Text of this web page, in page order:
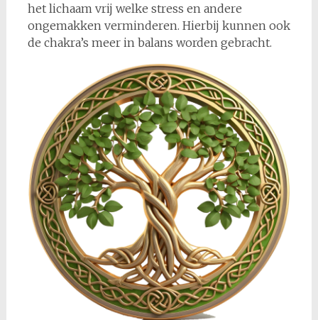
het lichaam vrij welke stress en andere
ongemakken verminderen. Hierbij kunnen ook
de chakra’s meer in balans worden gebracht.